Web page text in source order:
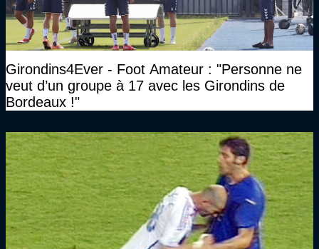
Girondins4Ever - Foot Amateur : "Personne ne
veut d’un groupe à 17 avec les Girondins de
Bordeaux !"